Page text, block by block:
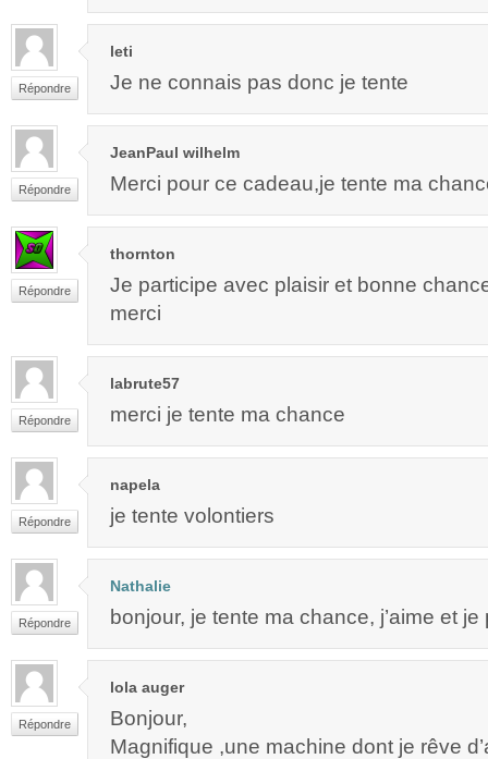
Répondre
leti
Je ne connais pas donc je tente
Répondre
JeanPaul wilhelm
Merci pour ce cadeau,je tente ma
Répondre
thornton
Je participe avec plaisir et bonne
merci
Répondre
labrute57
merci je tente ma chance
Répondre
napela
je tente volontiers
Répondre
Nathalie
bonjour, je tente ma chance, j’aime et
Répondre
lola auger
Bonjour,
Magnifique ,une machine dont je rêve